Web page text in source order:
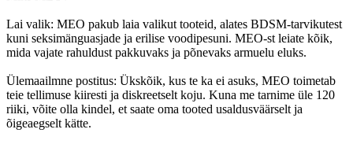
Lai valik: MEO pakub laia valikut tooteid, alates BDSM-tarvikutest
kuni seksimänguasjade ja erilise voodipesuni. MEO-st leiate kõik,
mida vajate rahuldust pakkuvaks ja põnevaks armuelu eluks.
Ülemaailmne postitus: Ükskõik, kus te ka ei asuks, MEO toimetab
teie tellimuse kiiresti ja diskreetselt koju. Kuna me tarnime üle 120
riiki, võite olla kindel, et saate oma tooted usaldusväärselt ja
õigeaegselt kätte.